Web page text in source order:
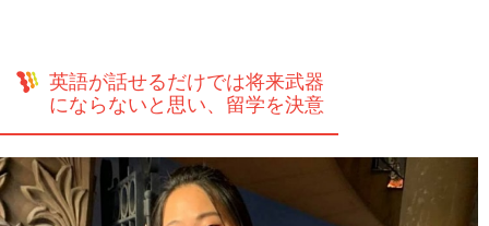
英語が話せるだけでは将来武器
にならないと思い、留学を決意